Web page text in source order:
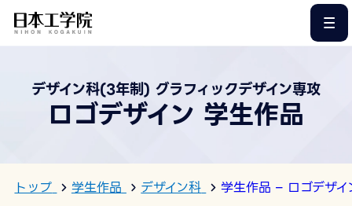
デザイン科(3年制) グラフィックデザイン専攻
ロゴデザイン 学生作品
トップ 学生作品 デザイン科 学生作品 – ロゴデザイ